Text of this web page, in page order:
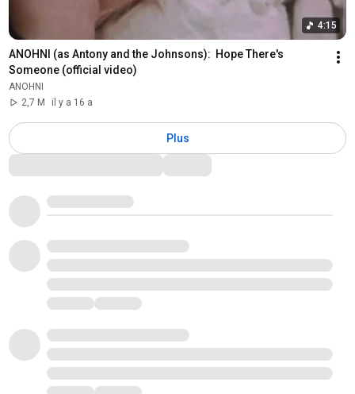
4:15
ANOHNI (as Antony and the Johnsons):  Hope There's
Someone (official video)
ANOHNI
2,7 M
il y a 16 a
Plus